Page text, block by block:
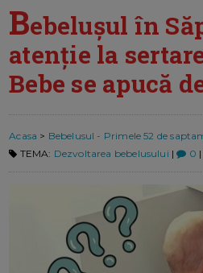
Bebelușul în
atenție la
Bebe se apucă
Acasa > Bebelusul - Primele 52 de
TEMA: Dezvoltarea bebelusului | 0